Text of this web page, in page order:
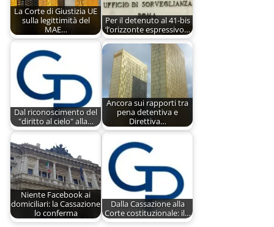
La Corte di Giustizia UE
sulla legittimità del
MAE…
Per il detenuto al 41-bis
‘l’orizzonte espressivo…
Dal riconoscimento del
"diritto al cielo" alla…
Ancora sui rapporti tra
pena detentiva e
Direttiva…
Niente Facebook ai
domiciliari: la Cassazione
lo conferma
Dalla Cassazione alla
Corte costituzionale: il…